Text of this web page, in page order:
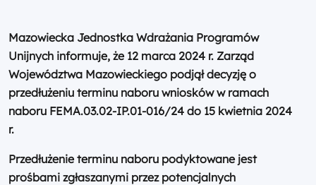
Mazowiecka Jednostka Wdrażania Programów
Unijnych informuje, że 12 marca 2024 r. Zarząd
Województwa Mazowieckiego podjął decyzję o
przedłużeniu terminu naboru wniosków w ramach
naboru FEMA.03.02-IP.01-016/24 do 15 kwietnia 2024
r.
Przedłużenie terminu naboru podyktowane jest
prośbami zgłaszanymi przez potencjalnych